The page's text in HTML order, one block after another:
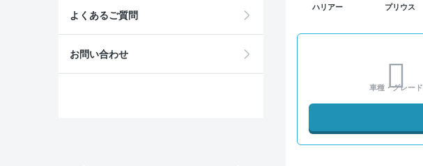
ハリアー プリウス
車種・グレード
よくあるご質問
お問い合わせ